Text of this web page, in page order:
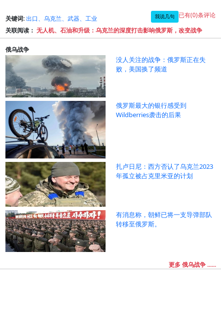
关键词: 出口、乌克兰、武器、工业 我说几句 已有(0)条评论
关联阅读： 无人机、石油和升级：乌克兰的深度打击影响俄罗斯，改变战争
俄乌战争
没人关注的战争：俄罗斯正在失
败，美国换了频道
俄罗斯最大的银行感受到
Wildberries袭击的后果
扎卢日尼：西方否认了乌克兰2023
年孤立被占克里米亚的计划
有消息称，朝鲜已将一支导弹部队
转移至俄罗斯。
更多 俄乌战争 ......